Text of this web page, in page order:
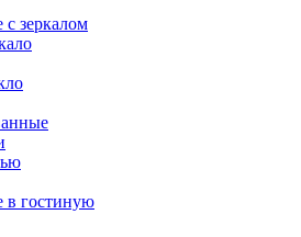
зеркалом
гостиную